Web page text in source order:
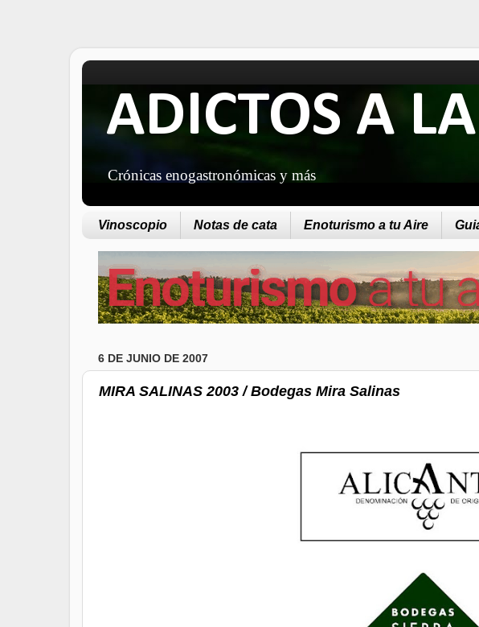
ADICTOS A
Crónicas enogastronómicas y más
Vinoscopio Notas de cata Enoturismo a tu Aire
6 DE JUNIO DE 2007
MIRA SALINAS 2003 / Bodegas Mira Salinas